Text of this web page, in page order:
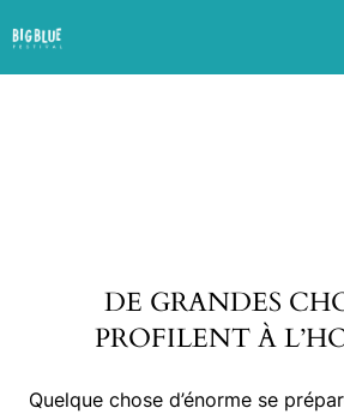
DE GRANDES
PROFILENT À
Quelque chose d’énorme se